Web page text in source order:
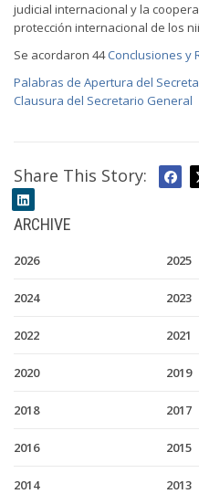
judicial internacional y la
protección internacional de los
Se acordaron 44Conclusiones y
Palabras de Apertura del
Clausura del Secretario General
Share This Story:
ARCHIVE
2026 2025
2024 2023
2022 2021
2020 2019
2018 2017
2016 2015
2014 2013